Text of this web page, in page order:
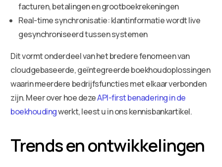
facturen, betalingen en grootboekrekeningen
Real-time synchronisatie: klantinformatie wordt live
gesynchroniseerd tussen systemen
Dit vormt onderdeel van het bredere fenomeen van
cloudgebaseerde, geïntegreerde boekhoudoplossingen
waarin meerdere bedrijfsfuncties met elkaar verbonden
zijn. Meer over hoe dezeAPI-first benadering in de
boekhoudingwerkt, leest u in ons kennisbankartikel.
Trends en ontwikkelingen